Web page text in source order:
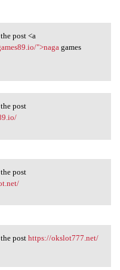
the post
post <a
">nagagames
the post
post
the post
post
the post
posthttps://okslot777.net/